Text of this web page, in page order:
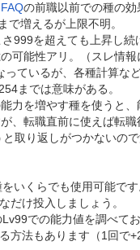
FAQの前職以前での種の
で増えるが上限不明。
999を超えても上昇し
可能性アリ。（スレ情
ているが、各種計算な
までは意味がある。
力を増やす種を使うと
、転職直前に使えば転
取り返しがつかないので
いくらでも使用可能で
だけ投入しましょう。
での能力値を調べて
方法もあります（1回で